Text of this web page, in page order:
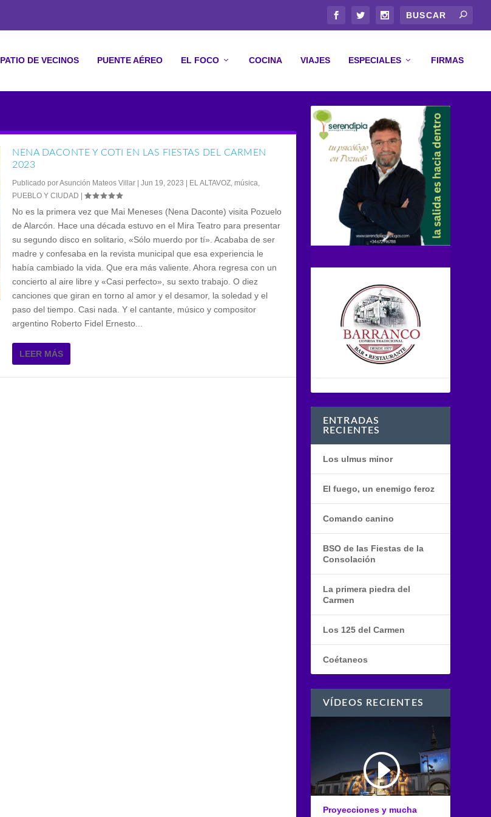
PATIO DE VECINOS PUENTE AÉREO EL FOCO COCINA VIAJES ESPECIALES FIRMAS
NENA DACONTE Y COTI EN LAS FIESTAS DEL CARMEN
2023
Publicado porAsunción Mateos Villar |Jun 19, 2023 EL ALTAVOZ,música,
PUEBLO Y CIUDAD |
No es la primera vez que Mai Meneses (Nena Daconte) visita Pozuelo
de Alarcón. Hace una década estuvo en el Mira Teatro para presentar
su segundo disco en solitario, «Sólo muerdo por tí». Acababa de ser
madre y confesaba en la revista municipal que esa experiencia le
había cambiado la vida. Que era más valiente. Ahora regresa con un
concierto al aire libre y «Casi perfecto», su sexto trabajo. O diez
canciones que giran en torno al amor y el desamor, la soledad y el
paso del tiempo. Casi nada. Y el cantante, músico y compositor
argentino Roberto Fidel Ernesto...
LEER MÁS
ENTRADAS
RECIENTES
Los ulmus minor
El fuego, un enemigo feroz
Comando canino
BSO de las Fiestas de la
Consolación
La primera piedra del
Carmen
Los 125 del Carmen
Coétaneos
VÍDEOS RECIENTES
Proyecciones y mucha